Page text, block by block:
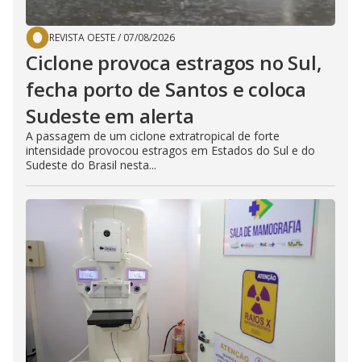
REVISTA OESTE/ 07/08/2026
Ciclone provoca estragos no Sul,
fecha porto de Santos e coloca
Sudeste em alerta
A passagem de um ciclone extratropical de forte
intensidade provocou estragos em Estados do Sul e do
Sudeste do Brasil nesta...